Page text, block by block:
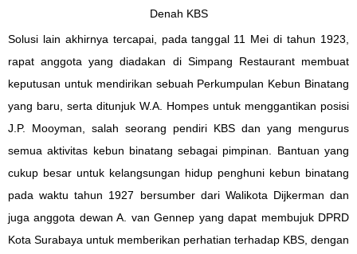
Denah KBS
Solusi lain akhirnya tercapai, pada tanggal 11 Mei di tahun 1923,
rapat anggota yang diadakan di Simpang Restaurant membuat
keputusan untuk mendirikan sebuah Perkumpulan Kebun Binatang
yang baru, serta ditunjuk W.A. Hompes untuk menggantikan posisi
J.P. Mooyman, salah seorang pendiri KBS dan yang mengurus
semua aktivitas kebun binatang sebagai pimpinan. Bantuan yang
cukup besar untuk kelangsungan hidup penghuni kebun binatang
pada waktu tahun 1927 bersumber dari Walikota Dijkerman dan
juga anggota dewan A. van Gennep yang dapat membujuk DPRD
Kota Surabaya untuk memberikan perhatian terhadap KBS, dengan